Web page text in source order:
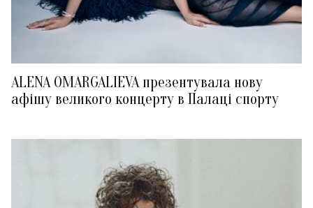
ALENA OMARGALIEVA презентувала нову
афішу великого концерту в Палаці спорту